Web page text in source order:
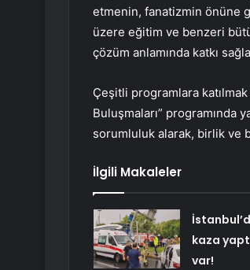
etmenin, fanatizmin önüne
üzere eğitim ve benzeri
çözüm anlamında katkı
Çeşitli programlara
Buluşmaları” programında
sorumluluk alarak, birlik ve
İlgili Makaleler
kaza
var!